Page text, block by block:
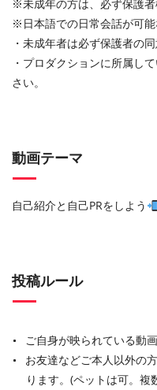
※未成年の方は、必ず保護
※日本語での日常会話が可
・未成年者は必ず保護者の
・プロダクションに所属し
さい。
動画テーマ
自己紹介と自己PRをしよう
投稿ルール
ご自身が映られている動
お友達などご本人以外の
ります。(ペットは可。